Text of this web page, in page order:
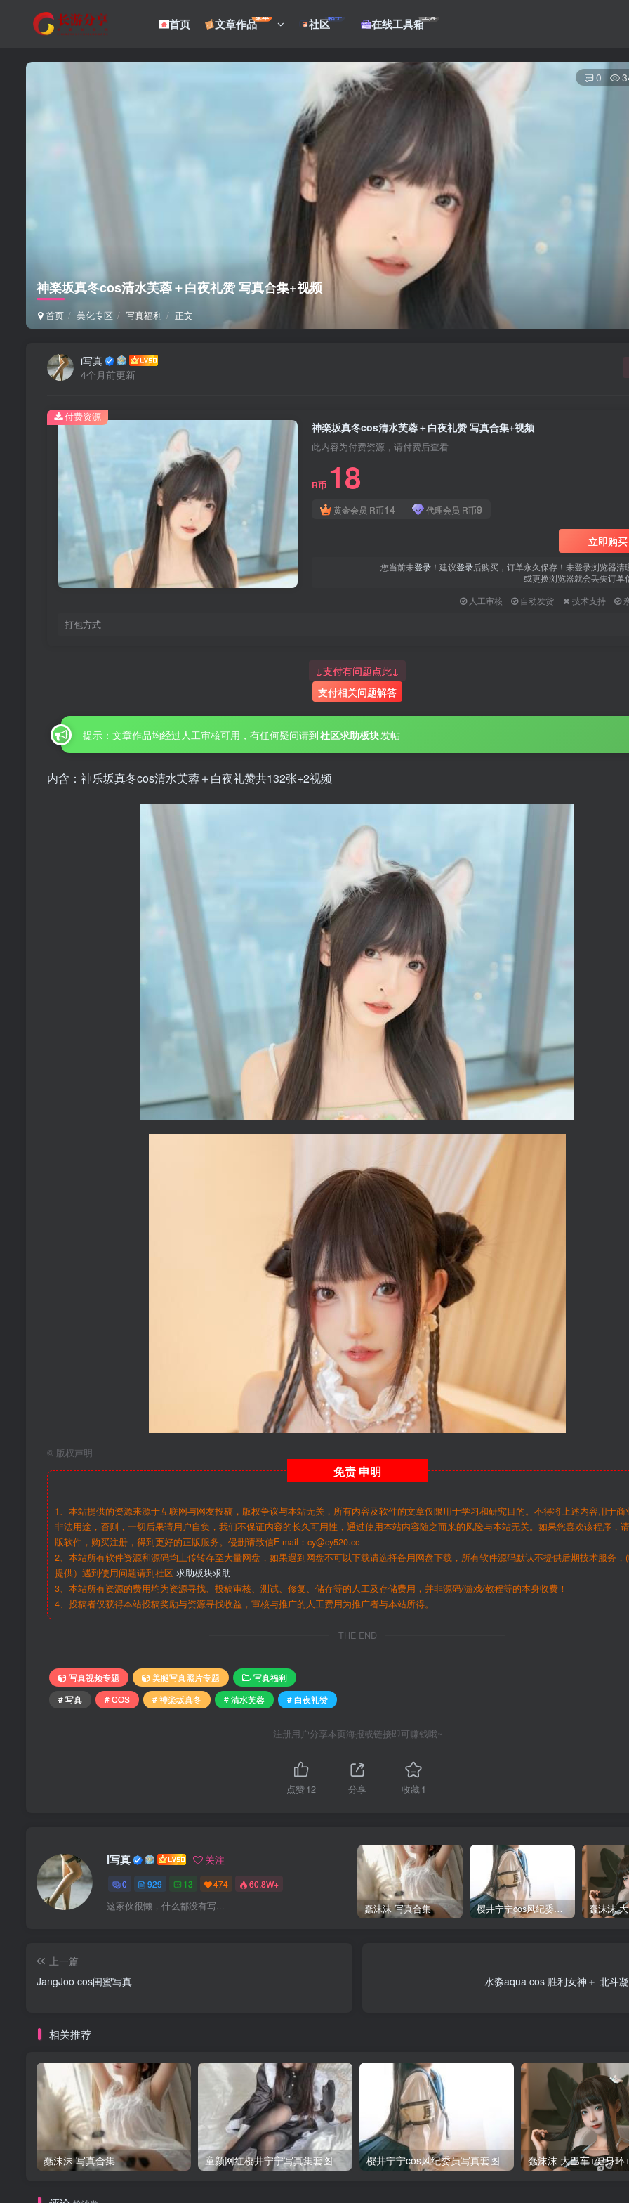
首页 文章作品菜单 社区帖子 在线工具箱工具
神楽坂真冬cos清水芙蓉＋白夜礼赞 写真合集+视频
首页 美化专区 写真福利 正文
0
i写真
4个月前更新
神楽坂真冬cos清水芙蓉＋白夜礼赞 写真合集+视频
此内容为付费资源，请付费后查看
R币 18
黄金会员 R币14 代理会员 R币9
立即购买
您当前未登录 ！建议登录后购买，订单永久保存！未登录浏览器清
或更换浏览器就会丢失订单
人工审核
自动发货 技术支持
打包方式
付费资源
↓支付有问题点此↓
支付相关问题解答
提示：文章作品均经过人工审核可用，有任何疑问请到社区求助板块发帖
内含：神乐坂真冬cos清水芙蓉＋白夜礼赞共132张+2视频
© 版权声明
免责 申明
1、本站提供的资源来源于互联网与网友投稿，版权争议与本站无关，所有内容及软件的文章仅限用于学习和研究目的。不得将上述内容用于商
非法用途，否则，一切后果请用户自负，我们不保证内容的长久可用性，通过使用本站内容随之而来的风险与本站无关。如果您喜欢该程序，
版软件，购买注册，得到更好的正版服务。侵删请致信E-mail：cy@cy520.cc
2、本站所有软件资源和源码均上传转存至大量网盘，如果遇到网盘不可以下载请选择备用网盘下载，所有软件源码默认不提供后期技术服务，
提供）遇到使用问题请到社区 求助板块求助
3、本站所有资源的费用均为资源寻找、投稿审核、测试、修复、储存等的人工及存储费用，并非源码/游戏/教程等的本身收费！
4、投稿者仅获得本站投稿奖励与资源寻找收益，审核与推广的人工费用为推广者与本站所得。
THE END
写真视频专题 美腿写真照片专题
写真福利
# 写真
# COS # 神楽坂真冬 # 清水芙蓉 # 白夜礼赞
注册用户分享本页海报或链接即可赚钱哦~
点赞12 分享 收藏1
i写真 关注
0 929 13 474 60.8W+
这家伙很懒，什么都没有写... 蠢沫沫 写真合集 樱井宁宁cos风纪委员写真套图
上一篇
JangJoo cos闺蜜写真
水淼aqua cos 胜利女神＋ 北斗
相关推荐
蠢沫沫 写真合集 童颜网红樱井宁宁写真集套图 樱井宁宁cos风纪委员写真套图
登录
没有账号？立即注册
登录
QQ登录
隐私声明